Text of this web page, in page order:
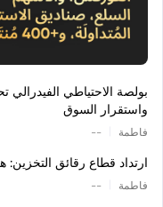
بولصة الاحتياطي
واستقرار السوق
فاطمة --
ارتداد قطاع رقائق التخزين:
فاطمة --